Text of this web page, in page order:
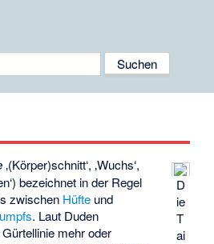
D
ie
T
ai
‚(Körper)schnitt‘, ‚Wuchs‘,
bezeichnet in der Regel
zwischen Hüfte und
. Laut Duden
mehr oder